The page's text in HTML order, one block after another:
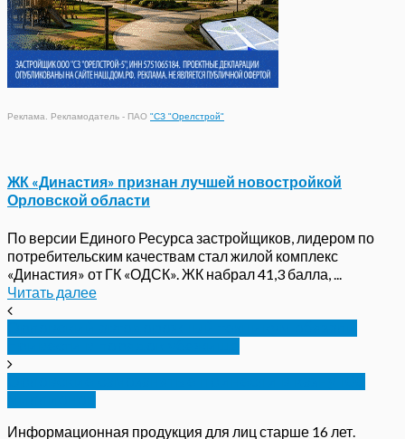
Реклама. Рекламодатель - ПАО "СЗ "Орелстрой"
ЖК «Династия» признан лучшей новостройкой
Орловской области
По версии Единого Ресурса застройщиков, лидером по
потребительским качествам стал жилой комплекс
«Династия» от ГК «ОДСК». ЖК набрал 41,3 балла, ...
Читать далее
Информационная продукция для лиц старше 16 лет.